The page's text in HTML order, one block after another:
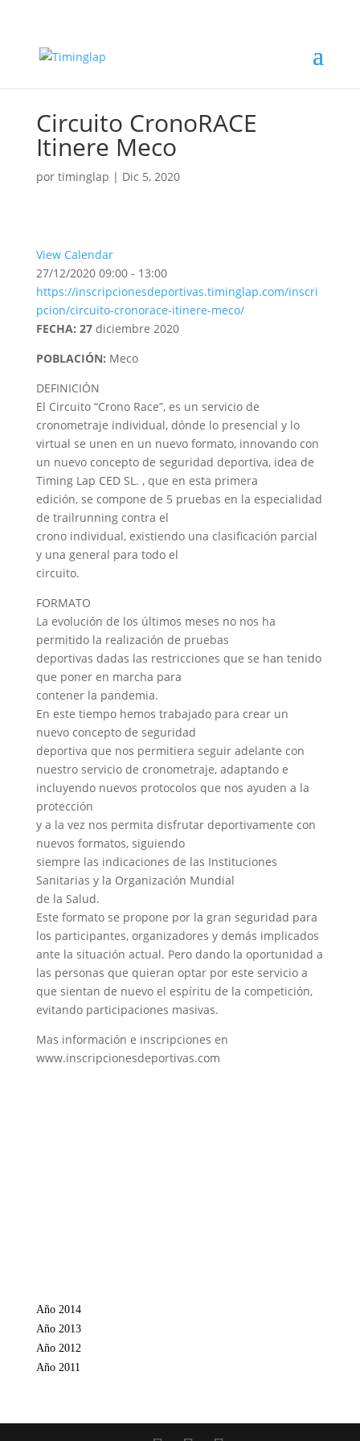
Circuito CronoRACE
Itinere Meco
por timinglap | Dic 5, 2020
View Calendar
27/12/2020 09:00 - 13:00
https://inscripcionesdeportivas.timinglap.com/inscri
pcion/circuito-cronorace-itinere-meco/
FECHA: 27diciembre 2020
POBLACIÓN: Meco
DEFINICIÓN
El Circuito “Crono Race”, es un servicio de
cronometraje individual, dónde lo presencial y lo
virtual se unen en un nuevo formato, innovando con
un nuevo concepto de seguridad deportiva, idea de
Timing Lap CED SL. , que en esta primera
edición, se compone de 5 pruebas en la especialidad
de trailrunning contra el
crono individual, existiendo una clasificación parcial
y una general para todo el
circuito.
FORMATO
La evolución de los últimos meses no nos ha
permitido la realización de pruebas
deportivas dadas las restricciones que se han tenido
que poner en marcha para
contener la pandemia.
En este tiempo hemos trabajado para crear un
nuevo concepto de seguridad
deportiva que nos permitiera seguir adelante con
nuestro servicio de cronometraje, adaptando e
incluyendo nuevos protocolos que nos ayuden a la
protección
y a la vez nos permita disfrutar deportivamente con
nuevos formatos, siguiendo
siempre las indicaciones de las Instituciones
Sanitarias y la Organización Mundial
de la Salud.
Este formato se propone por la gran seguridad para
los participantes, organizadores y demás implicados
ante la situación actual. Pero dando la oportunidad a
las personas que quieran optar por este servicio a
que sientan de nuevo el espíritu de la competición,
evitando participaciones masivas.
Mas información e inscripciones en
www.inscripcionesdeportivas.com
Año 2014
Año 2013
Año 2012
Año 2011